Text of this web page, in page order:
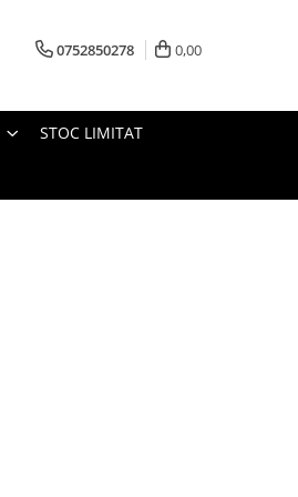
0752850278 0,00
STOC LIMITAT